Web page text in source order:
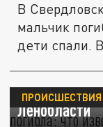
В
мальчик
дети спали.
Трёхлетняя
погибла: что
Ленобласти
ПРОИСШЕСТВИЯ